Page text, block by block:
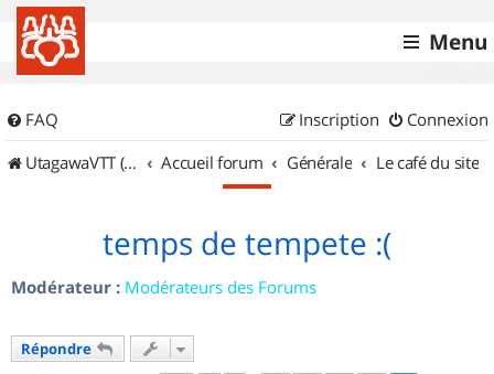
Menu
FAQ Connexion
Inscription
UtagawaVTT (Randos VTT et VTTAE avec traces GPS)
Accueil forum Générale Le café du site
temps de tempete :(
Modérateur : Modérateurs des Forums
Répondre